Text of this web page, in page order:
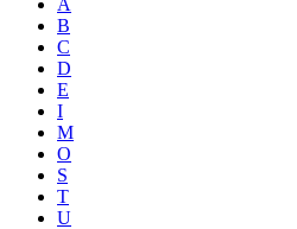
A
B
C
D
E
I
M
O
S
T
U